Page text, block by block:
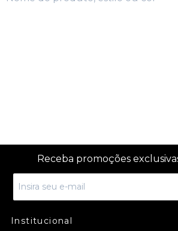
Receba promoções
Institucional